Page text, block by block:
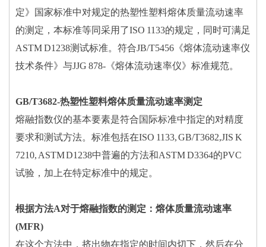
定》国家标准中对规定的热塑性塑料熔体质量流动速率
的测定，本标准等同采用了ISO 1133的规定，同时可满足
ASTM D1238测试标准。符合JB/T5456《熔体流动速率仪
技术条件》与JJG 878-《熔体流动速率仪》标准规范。
GB/T3682-热塑性塑料熔体质量流动速率测定
熔融指数仪的基本要素是符合国际标准中指定的对精度
要求和测试方法。标准包括在ISO 1133, GB/T3682,JIS K
7210, ASTM D1238中普遍的方法和ASTM D3364的PVC
试验，加上在特定标准中的规定。
根据方法A对于熔融指数的测定：熔体质量流动速率
(MFR)
在这个方法中，挤出物在指定的时间内切下，然后在分